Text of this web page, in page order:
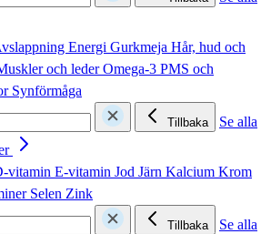
Energi Gurkmeja Hår, hud och
och lederOmega-3 PMS och
Synförmåga
Tillbaka
Se alla
vitamin E-vitamin Jod Järn Kalcium Krom
Selen Zink
Tillbaka
Se alla